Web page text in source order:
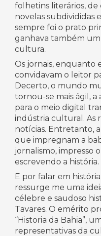
folhetins literários, de
novelas subdivididas
sempre foi o prato
ganhava também
cultura.
Os jornais, enquanto
convidavam o leitor
Decerto, o mundo
tornou-se mais ágil,
para o meio digital
indústria cultural. As
notícias. Entretanto,
que impregnam a
jornalismo, impresso
escrevendo a história.
E por falar em
ressurge me uma
célebre e saudoso
Tavares. O emérito
“Historia da Bahia”,
representativas da